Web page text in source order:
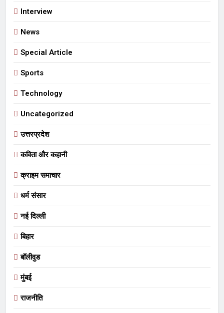
Interview
News
Special Article
Sports
Technology
Uncategorized
उत्तरप्रदेश
कविता और कहानी
क्राइम समाचार
धर्म संसार
नई दिल्ली
बिहार
बॉलीवुड
मुंबई
राजनीति